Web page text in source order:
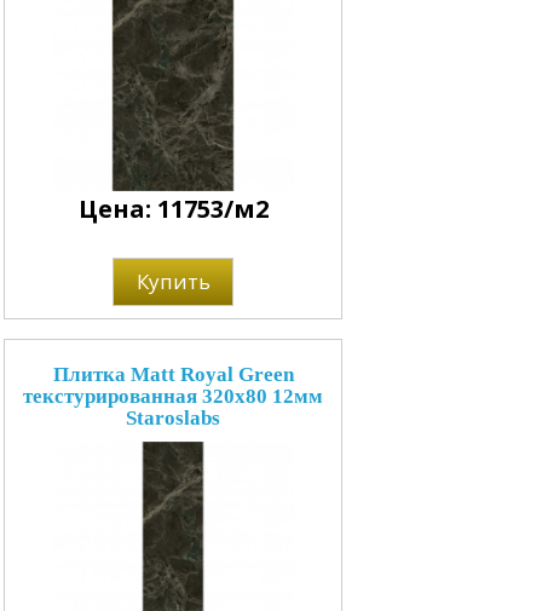
Цена: 11753/м2
Купить
Плитка Matt Royal Green
текстурированная 320x80 12мм
Staroslabs